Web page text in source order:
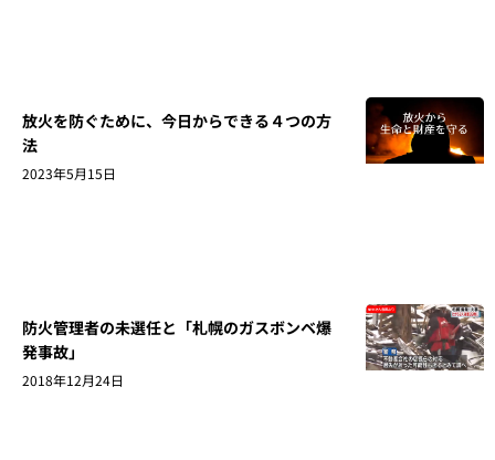
放火を防ぐために、今日からできる４つの方
法
2023年5月15日
防火管理者の未選任と「札幌のガスボンベ爆
発事故」
2018年12月24日